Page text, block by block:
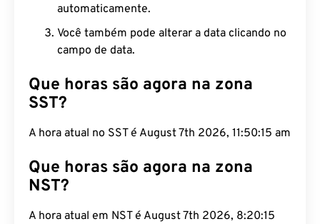
automaticamente.
Você também pode alterar a data clicando no
campo de data.
Que horas são agora na zona
SST?
A hora atual no SST é August 7th 2026, 11:50:16 am
Que horas são agora na zona
NST?
A hora atual em NST é August 7th 2026, 8:20:16